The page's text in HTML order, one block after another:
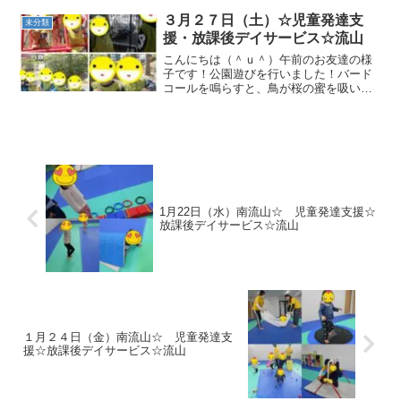
ンプ を行いました。 午後のお友達の様
子です！制作はバレンタ...
未分類
３月２７日（土）☆児童発達支
援・放課後デイサービス☆流山
こんにちは（＾ｕ＾）午前のお友達の様
子です！公園遊びを行いました！バード
コールを鳴らすと、鳥が桜の蜜を吸いに
1月22日（水）南流山☆ 児童発達支援☆
放課後デイサービス☆流山
１月２４日（金）南流山☆ 児童発達支
援☆放課後デイサービス☆流山